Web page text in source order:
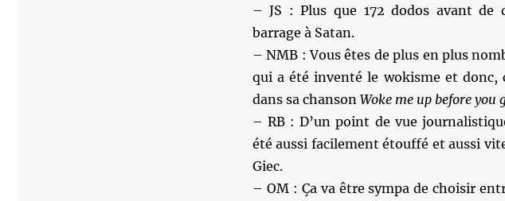
– JS : Plus que 172 dodos avant de
barrage à Satan.
– NMB : Vous êtes de plus en plus
qui a été inventé le wokisme et donc,
dans sa chanson Woke me up before you
– RB : D’un point de vue
été aussi facilement étouffé et aussi
Giec.
– OM : Ça va être sympa de choisir